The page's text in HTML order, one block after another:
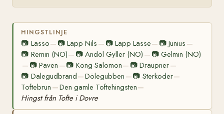
HINGSTLINJE
📷 Lasso— 📷Lapp Nils — 📷 Lapp Lasse— 📷 Junius —
📷 Remin (NO)— 📷Andöl Gyller (NO) — 📷 Gelmin (NO)
— 📷Paven —📷 Kong Salomon— 📷Draupner—
📷 Dalegudbrand—Dölegubben —📷 Sterkoder—
Toftebrun —Den gamle Toftehingsten—
Hingst från Tofte i Dovre